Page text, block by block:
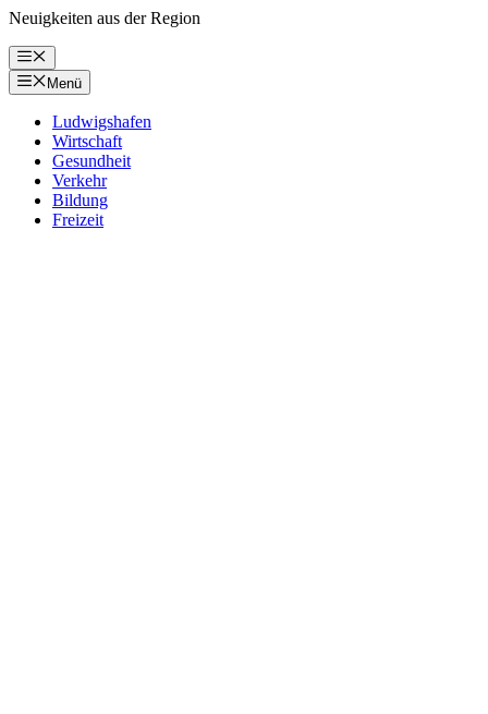
Neuigkeiten aus der Region
Menü
Menü
Ludwigshafen
Wirtschaft
Gesundheit
Verkehr
Bildung
Freizeit